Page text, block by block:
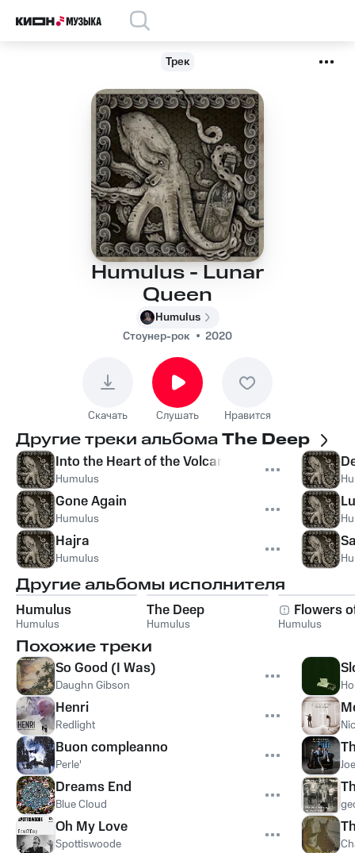
Трек
Humulus - Lunar
Queen
Humulus
Стоунер-рок
2020
Скачать Слушать Нравится
Другие треки альбомаThe Deep
Into the Heart of the Volcano Sun
Humulus
Gone Again
Humulus
Hajra
Humulus
Другие альбомы исполнителя
Humulus
Humulus
The Deep
Humulus
Flowers
Humulus
Похожие треки
So Good (I Was)
Daughn Gibson
Henri
Redlight
Buon compleanno
Perle'
Dreams End
Blue Cloud
Oh My Love
Spottiswoode